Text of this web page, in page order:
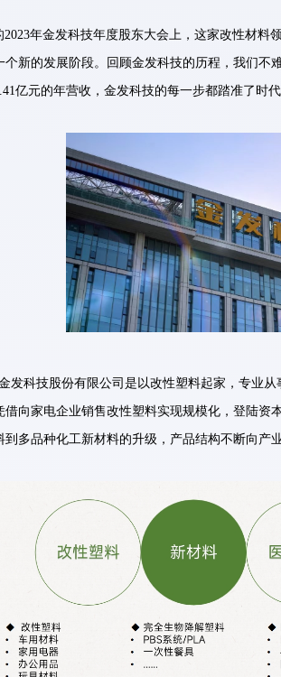
2023年金发科技年度股东大会上，这家改性材
个新的发展阶段。回顾金发科技的历程，我们不
亿元的年营收，金发科技的每一步都踏准了时代
发科技股份有限公司是以改性塑料起家，专业
借向家电企业销售改性塑料实现规模化，登陆
多品种化工新材料的升级，产品结构不断向产